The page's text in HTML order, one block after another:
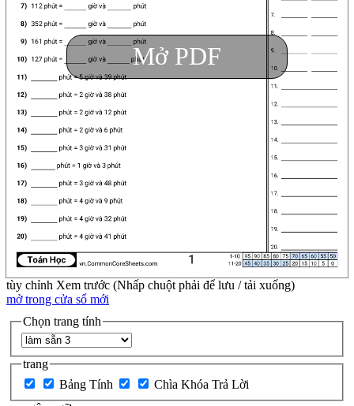
Mở PDF
tùy chỉnh Xem trước (Nhấp chuột phải để lưu / tải xuống)
mở trong cửa sổ mới
Chọn trang tính
trang
Bảng Tính
Chìa Khóa Trả Lời